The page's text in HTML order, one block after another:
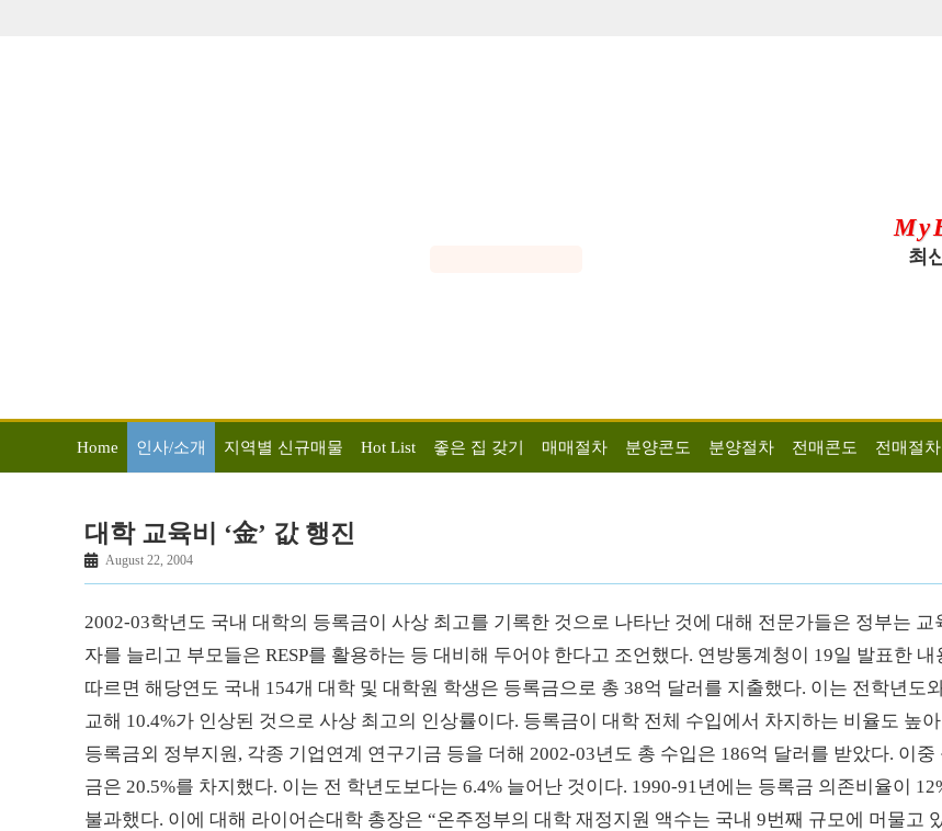
최
Home 인사/소개 지역별 신규매물 Hot List 좋은 집 갖기 매매절차 분양콘도 분양절차 전매콘도 전매절차
대학 교육비 ‘金’ 값 행진
August 22, 2004
2002-03학년도 국내 대학의 등록금이 사상 최고를 기록한 것으로 나타난 것에 대해 전문가들은 정부는 교
자를 늘리고 부모들은 RESP를 활용하는 등 대비해 두어야 한다고 조언했다. 연방통계청이 19일 발표한 내
따르면 해당연도 국내 154개 대학 및 대학원 학생은 등록금으로 총 38억 달러를 지출했다. 이는 전학년도
교해 10.4%가 인상된 것으로 사상 최고의 인상률이다. 등록금이 대학 전체 수입에서 차지하는 비율도 높
등록금외 정부지원, 각종 기업연계 연구기금 등을 더해 2002-03년도 총 수입은 186억 달러를 받았다. 이중
금은 20.5%를 차지했다. 이는 전 학년도보다는 6.4% 늘어난 것이다. 1990-91년에는 등록금 의존비율이
불과했다. 이에 대해 라이어슨대학 총장은 “온주정부의 대학 재정지원 액수는 국내 9번째 규모에 머물고